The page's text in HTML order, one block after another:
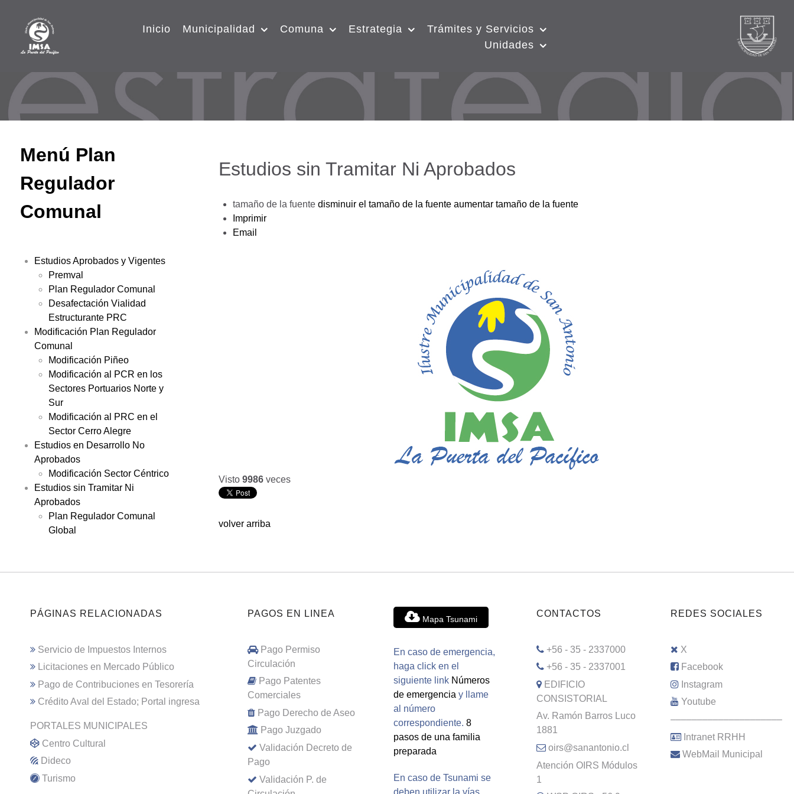
Inicio Municipalidad Comuna Estrategia
Trámites y Servicios
Unidades
Menú Plan
Regulador
Comunal
Estudios Aprobados y Vigentes
Premval
Plan Regulador Comunal
Desafectación Vialidad
Estructurante PRC
Modificación Plan Regulador
Comunal
Modificación Piñeo
Modificación al PCR en los
Sectores Portuarios Norte y
Sur
Modificación al PRC en el
Sector Cerro Alegre
Estudios en Desarrollo No
Aprobados
Modificación Sector Céntrico
Estudios sin Tramitar Ni
Aprobados
Plan Regulador Comunal
Global
Estudios sin Tramitar Ni Aprobados
tamaño de la fuente disminuir el tamaño de la fuente aumentar tamaño de la fuente
Imprimir
Email
Visto 9986 veces
volver arriba
PÁGINAS RELACIONADAS
Servicio de Impuestos Internos
Licitaciones en Mercado Público
Pago de Contribuciones en Tesorería
Crédito Aval del Estado; Portal ingresa
PORTALES MUNICIPALES
Centro Cultural
Dideco
Turismo
PAGOS EN LINEA
Pago Permiso
Circulación
Pago Patentes
Comerciales
Pago Derecho de Aseo
Pago Juzgado
Validación Decreto de
Pago
Validación P. de
Mapa Tsunami
En caso de emergencia,
haga click en el
siguiente link Números
de emergencia y llame
al número
correspondiente. 8
pasos de una familia
preparada
En caso de Tsunami se
deben utilizar la vías
CONTACTOS
+56 - 35 - 2337000
+56 - 35 - 2337001
EDIFICIO
CONSISTORIAL
Av. Ramón Barros Luco
1881
oirs@sanantonio.cl
Atención OIRS Módulos
1
REDES SOCIALES
X
Facebook
Instagram
Youtube
–––––––––––––––––––––
Intranet RRHH
WebMail Municipal